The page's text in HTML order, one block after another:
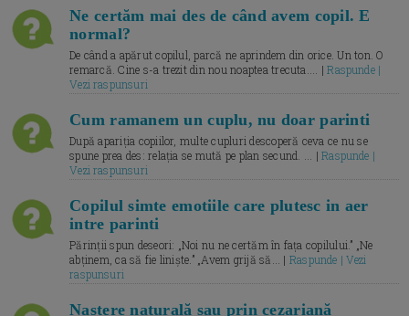
Ne certăm mai des de când avem copil. E
normal?
De când a apărut copilul, parcă ne aprindem din orice. Un ton. O
remarcă. Cine s-a trezit din nou noaptea trecuta.... |Raspunde |
Vezi raspunsuri
Cum ramanem un cuplu, nu doar parinti
După apariția copiilor, multe cupluri descoperă ceva ce nu se
spune prea des: relația se mută pe plan secund. ... |Raspunde |
Vezi raspunsuri
Copilul simte emotiile care plutesc in aer
intre parinti
Părinții spun deseori: „Noi nu ne certăm în fața copilului.” „Ne
abținem, ca să fie liniște.” „Avem grijă să... | Raspunde | Vezi
raspunsuri
Naștere naturală sau prin cezariană